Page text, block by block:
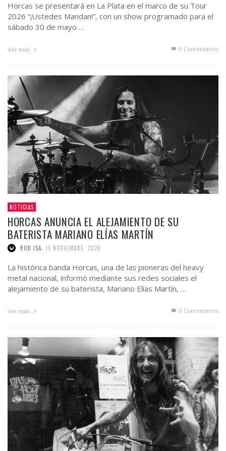
Horcas se presentará en La Plata en el marco de su Tour
2026 “¡Ustedes Mandan!”, con un show programado para el
sábado 30 de mayo …
Ver más 0 Comentarios
NOTICIAS
HORCAS ANUNCIA EL ALEJAMIENTO DE SU
BATERISTA MARIANO ELÍAS MARTÍN
ROB ISA, 15 NOVIEMBRE, 2020
La histórica banda Horcas, una de las pioneras del heavy
metal nacional, informó mediante sus redes sociales el
alejamiento de su baterista, Mariano Elías Martín, …
Ver más 0 Comentarios